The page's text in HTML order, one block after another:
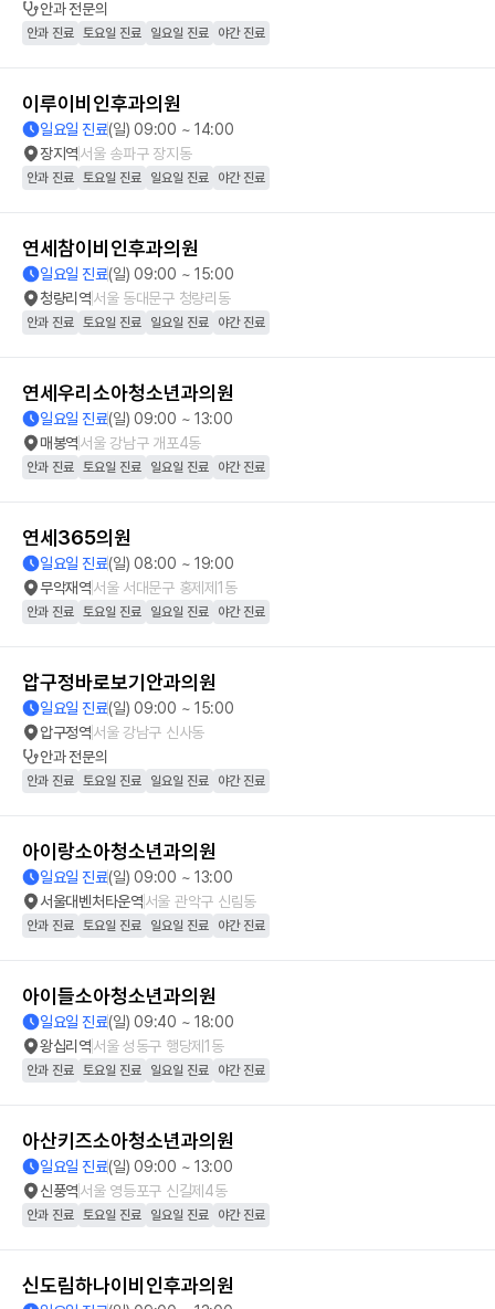
안과전문의
안과 진료 토요일 진료 일요일 진료 야간 진료
이루이비인후과의원
일요일 진료(일) 09:00 ~ 14:00
장지역서울 송파구 장지동
안과 진료 토요일 진료 일요일 진료 야간 진료
연세참이비인후과의원
일요일 진료(일) 09:00 ~ 15:00
청량리역서울 동대문구 청량리동
안과 진료 토요일 진료 일요일 진료 야간 진료
연세우리소아청소년과의원
일요일 진료(일) 09:00 ~ 13:00
매봉역서울 강남구 개포4동
안과 진료 토요일 진료 일요일 진료 야간 진료
연세365의원
일요일 진료(일) 08:00 ~ 19:00
무악재역서울 서대문구 홍제제1동
안과 진료 토요일 진료 일요일 진료 야간 진료
압구정바로보기안과의원
일요일 진료(일) 09:00 ~ 15:00
압구정역서울 강남구 신사동
안과전문의
안과 진료 토요일 진료 일요일 진료 야간 진료
아이랑소아청소년과의원
일요일 진료(일) 09:00 ~ 13:00
서울대벤처타운역서울 관악구 신림동
안과 진료 토요일 진료 일요일 진료 야간 진료
아이들소아청소년과의원
일요일 진료(일) 09:40 ~ 18:00
왕십리역서울 성동구 행당제1동
안과 진료 토요일 진료 일요일 진료 야간 진료
아산키즈소아청소년과의원
일요일 진료(일) 09:00 ~ 13:00
신풍역서울 영등포구 신길제4동
안과 진료 토요일 진료 일요일 진료 야간 진료
신도림하나이비인후과의원